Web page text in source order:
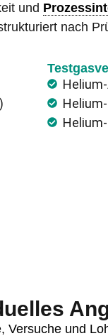
und
nach
Versuche und